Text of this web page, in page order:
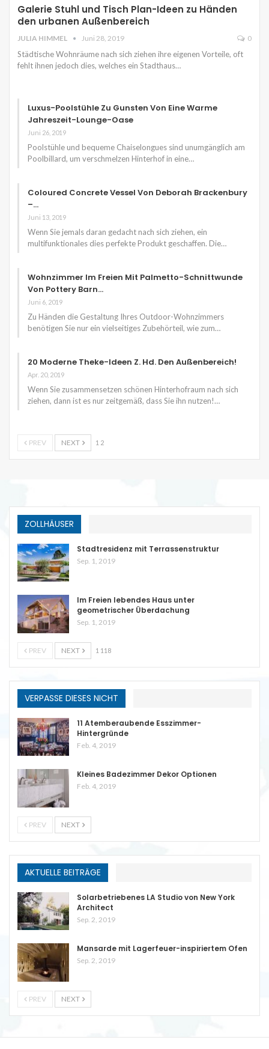
Galerie Stuhl und Tisch Plan-Ideen zu Händen
den urbanen Außenbereich
JULIA HIMMEL Juni 28, 2019 0
Städtische Wohnräume nach sich ziehen ihre eigenen Vorteile, oft
fehlt ihnen jedoch dies, welches ein Stadthaus…
Luxus-Poolstühle Zu Gunsten Von Eine Warme
Jahreszeit-Lounge-Oase
Juni 26, 2019
Poolstühle und bequeme Chaiselongues sind unumgänglich am
Poolbillard, um verschmelzen Hinterhof in eine…
Coloured Concrete Vessel Von Deborah Brackenbury
–…
Juni 13, 2019
Wenn Sie jemals daran gedacht nach sich ziehen, ein
multifunktionales dies perfekte Produkt geschaffen. Die…
Wohnzimmer Im Freien Mit Palmetto-Schnittwunde
Von Pottery Barn…
Juni 6, 2019
Zu Händen die Gestaltung Ihres Outdoor-Wohnzimmers
benötigen Sie nur ein vielseitiges Zubehörteil, wie zum…
20 Moderne Theke-Ideen Z. Hd. Den Außenbereich!
Apr. 20, 2019
Wenn Sie zusammensetzen schönen Hinterhofraum nach sich
ziehen, dann ist es nur zeitgemäß, dass Sie ihn nutzen!…
PREV NEXT 1 2
ZOLLHÄUSER
Stadtresidenz mit Terrassenstruktur
Sep. 1, 2019
Im Freien lebendes Haus unter
geometrischer Überdachung
Sep. 1, 2019
PREV NEXT 1 118
VERPASSE DIESES NICHT
11 Atemberaubende Esszimmer-
Hintergründe
Feb. 4, 2019
Kleines Badezimmer Dekor Optionen
Feb. 4, 2019
PREV NEXT
AKTUELLE BEITRÄGE
Solarbetriebenes LA Studio von New York
Architect
Sep. 2, 2019
Mansarde mit Lagerfeuer-inspiriertem Ofen
Sep. 2, 2019
PREV NEXT